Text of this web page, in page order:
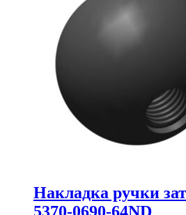
Накладка ручки